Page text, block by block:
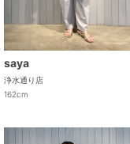
saya
浄水通り店
162cm